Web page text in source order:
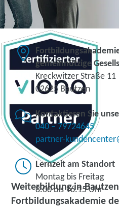
Weiterbildung in
Fortbildungsakademie
gemeinnützige
Kreckwitzer Straße 11
02625 Bautzen
Kontaktieren Sie
040 – 79724645
partner-
Lernzeit am Standort
Montag bis Freitag
8.00 bis 16.15 Uhr